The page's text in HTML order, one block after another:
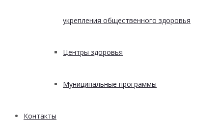
укрепления общественного здоровья
Центры здоровья
Муниципальные программы
Контакты